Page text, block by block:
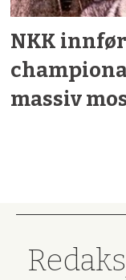
NKK
massiv